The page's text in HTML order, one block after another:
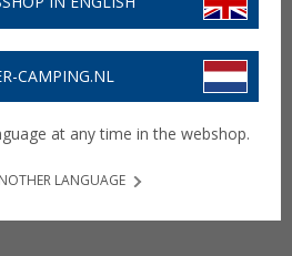
CAMPING.NL
at any time in the webshop.
LANGUAGE